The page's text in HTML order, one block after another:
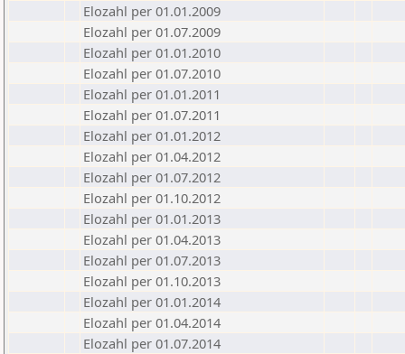
Elozahl per 01.01.2009
Elozahl per 01.07.2009
Elozahl per 01.01.2010
Elozahl per 01.07.2010
Elozahl per 01.01.2011
Elozahl per 01.07.2011
Elozahl per 01.01.2012
Elozahl per 01.04.2012
Elozahl per 01.07.2012
Elozahl per 01.10.2012
Elozahl per 01.01.2013
Elozahl per 01.04.2013
Elozahl per 01.07.2013
Elozahl per 01.10.2013
Elozahl per 01.01.2014
Elozahl per 01.04.2014
Elozahl per 01.07.2014